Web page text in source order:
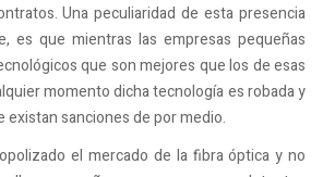
Una peculiaridad de esta presencia
es que mientras las empresas pequeñas
que son mejores que los de esas
momento dicha tecnología es robada y
existan sanciones de por medio.
el mercado de la fibra óptica y no